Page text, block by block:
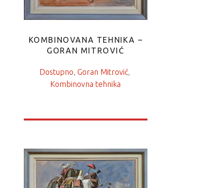
KOMBINOVANA TEHNIKA –
GORAN MITROVIĆ
Dostupno, Goran Mitrović
Kombinovna tehnika